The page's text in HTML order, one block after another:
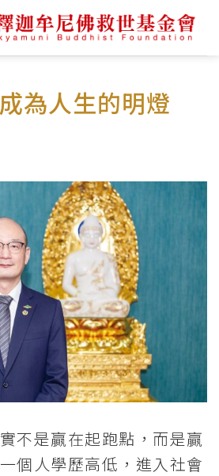
為人生的明燈
不是贏在起跑點，而是贏
個人學歷高低，進入社會